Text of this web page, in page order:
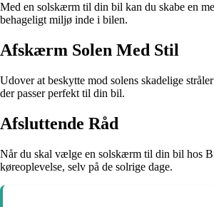
Med en solskærm til din bil kan du skabe en
behageligt miljø inde i bilen.
Afskærm Solen Med Stil
Udover at beskytte mod solens skadelige
der passer perfekt til din bil.
Afsluttende Råd
Når du skal vælge en solskærm til din bil hos
køreoplevelse, selv på de solrige dage.